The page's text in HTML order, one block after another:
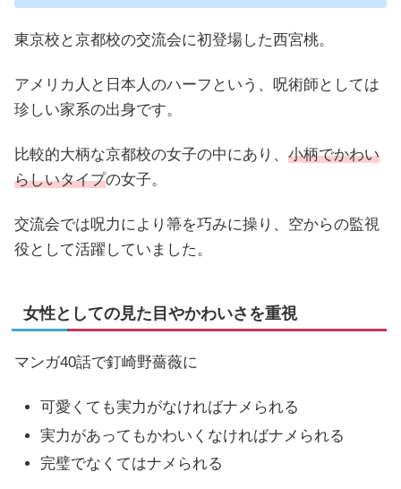
東京校と京都校の交流会に初登場した西宮桃。
アメリカ人と日本人のハーフという、呪術師としては
珍しい家系の出身です。
比較的大柄な京都校の女子の中にあり、 小柄でかわい
らしいタイプの女子。
交流会では呪力により箒を巧みに操り、空からの監視
役として活躍していました。
女性としての見た目やかわいさを重視
マンガ40話で釘崎野薔薇に
可愛くても実力がなければナメられる
実力があってもかわいくなければナメられる
完璧でなくてはナメられる